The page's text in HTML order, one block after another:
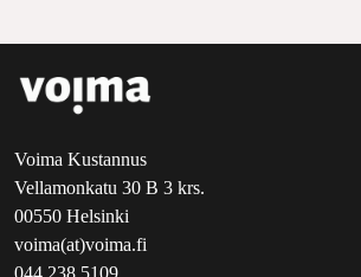
Voima Kustannus
Vellamonkatu 30 B 3 krs.
00550 Helsinki
voima(at)voima.fi